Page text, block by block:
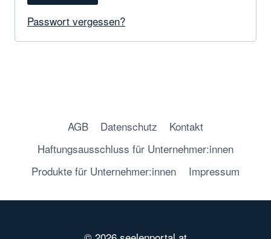
Passwort vergessen?
AGB Datenschutz
Kontakt
Haftungsausschluss für Unternehmer:innen
Produkte für Unternehmer:innen
Impressum